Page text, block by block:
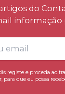
do
informação
registe e proceda ao
para que eu possa